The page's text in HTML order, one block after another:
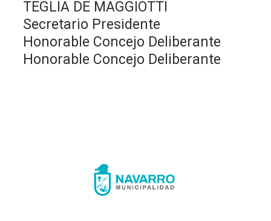
TEGLIA DE MAGGIOTTI
Secretario Presidente
Honorable Concejo Deliberante
Honorable Concejo Deliberante